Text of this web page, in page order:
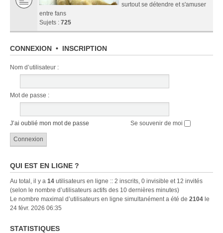
surtout se détendre et s'amuser
entre fans
Sujets : 725
CONNEXION • INSCRIPTION
Nom d’utilisateur :
Mot de passe :
J’ai oublié mon mot de passe Se souvenir de moi
QUI EST EN LIGNE ?
Au total, il y a 14 utilisateurs en ligne :: 2 inscrits, 0 invisible et 12 invités
(selon le nombre d’utilisateurs actifs des 10 dernières minutes)
Le nombre maximal d’utilisateurs en ligne simultanément a été de 2104 le
24 févr. 2026 06:35
STATISTIQUES